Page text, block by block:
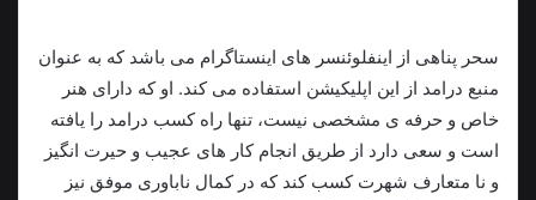
سحر پناهی از اینفلوئنسر های اینستاگرام می باشد که به عنوان
منبع درامد از این اپلیکیشن استفاده می کند. او که دارای هنر
خاص و حرفه ی مشخصی نیست، تنها راه کسب درامد را یافته
است و سعی دارد از طریق انجام کار های عجیب و حیرت انگیز
و نا متعارف شهرت کسب کند که در کمال ناباوری موفق نیز